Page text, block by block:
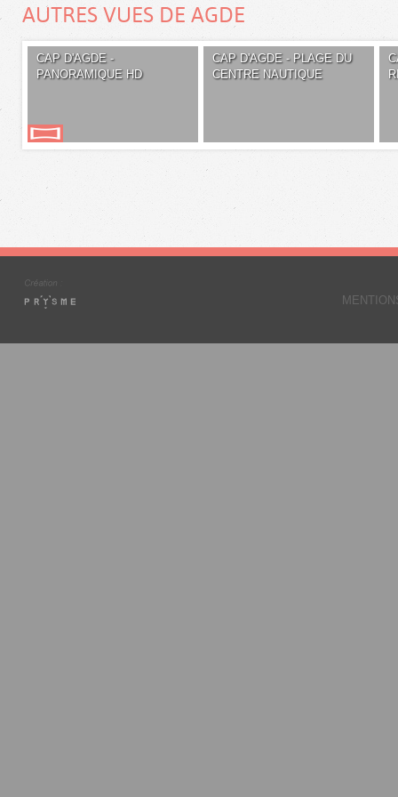
AUTRES VUES DE AGDE
CAP D'AGDE -
PANORAMIQUE HD
CAP D'AGDE - PLAGE DU
CENTRE NAUTIQUE